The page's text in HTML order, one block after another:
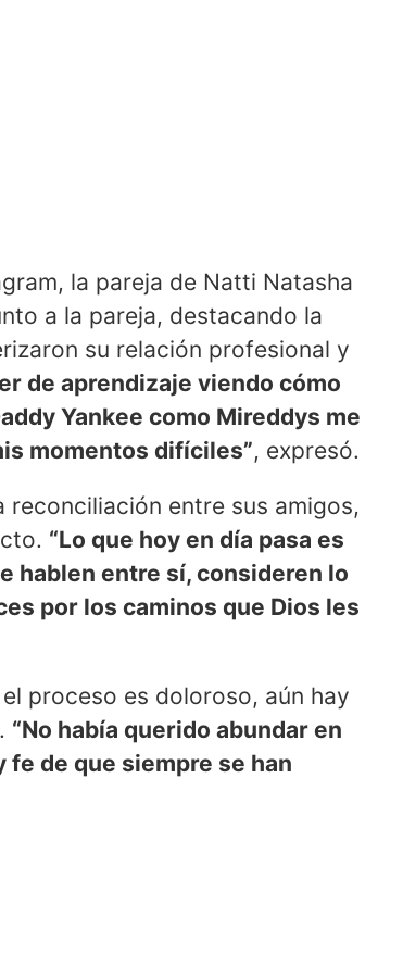
la pareja de Natti Natasha
a la pareja, destacando la
su relación profesional y
de aprendizaje viendo cómo
Yankee como Mireddys me
momentos difíciles”, expresó.
reconciliación entre sus amigos,
“Lo que hoy en día pasa es
hablen entre sí, consideren lo
por los caminos que Dios les
proceso es doloroso, aún hay
“No había querido abundar en
de que siempre se han